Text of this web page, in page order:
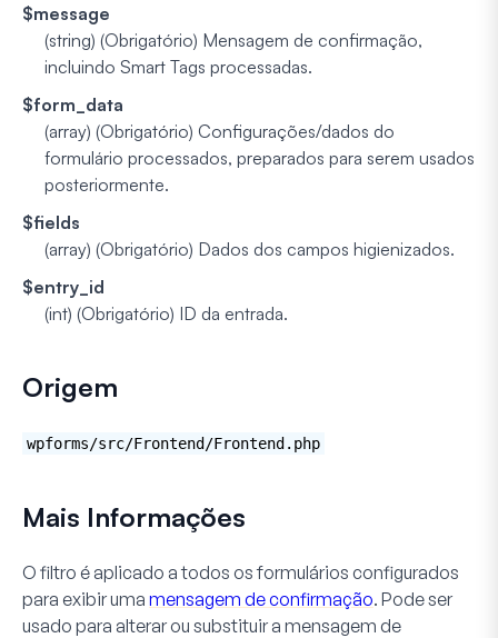
$message
(string) (Obrigatório) Mensagem de confirmação,
incluindo Smart Tags processadas.
$form_data
(array) (Obrigatório) Configurações/dados do
formulário processados, preparados para serem usados
posteriormente.
$fields
(array) (Obrigatório) Dados dos campos higienizados.
$entry_id
(int) (Obrigatório) ID da entrada.
Origem
wpforms/src/Frontend/Frontend.php
Mais Informações
O filtro é aplicado a todos os formulários configurados
para exibir uma mensagem de confirmação. Pode ser
usado para alterar ou substituir a mensagem de